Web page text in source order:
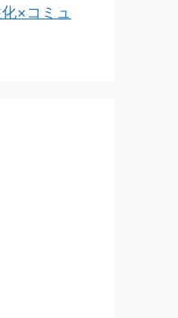
×コミュ